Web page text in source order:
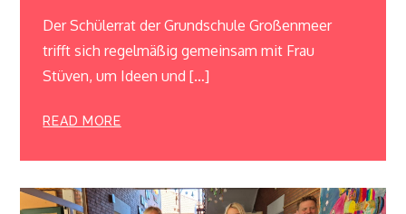
Der Schülerrat der Grundschule Großenmeer
trifft sich regelmäßig gemeinsam mit Frau
Stüven, um Ideen und […]
READ MORE